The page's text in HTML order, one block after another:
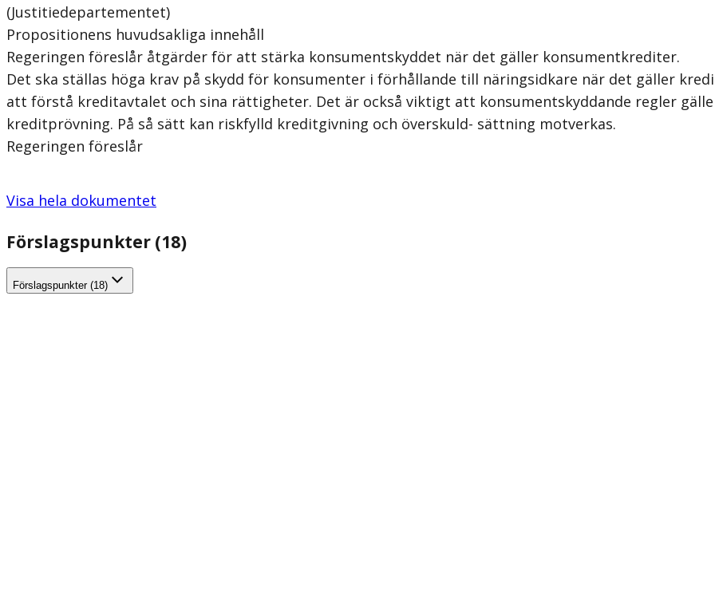
(Justitiedepartementet)
Propositionens huvudsakliga innehåll
Regeringen föreslår åtgärder för att stärka konsumentskyddet när det gäller konsumentkrediter.
Det ska ställas höga krav på skydd för konsumenter i förhållande till näringsidkare när det gäller
att förstå kreditavtalet och sina rättigheter. Det är också viktigt att konsumentskyddande regler
kreditprövning. På så sätt kan riskfylld kreditgivning och överskuld- sättning motverkas.
Regeringen föreslår
Visa hela dokumentet
Förslagspunkter (18)
Förslagspunkter (18)